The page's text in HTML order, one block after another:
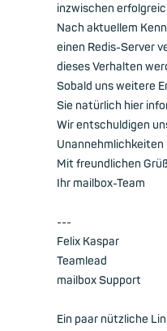
inzwischen
Nach aktuellem
einen Redis-Server
dieses Verhalten
Sobald uns weitere
Sie natürlich hier
Wir entschuldigen
Unannehmlichkeiten
Mit freundlichen
Ihr mailbox-Team
---
Felix Kaspar
Teamlead
mailbox Support
Ein paar nützliche